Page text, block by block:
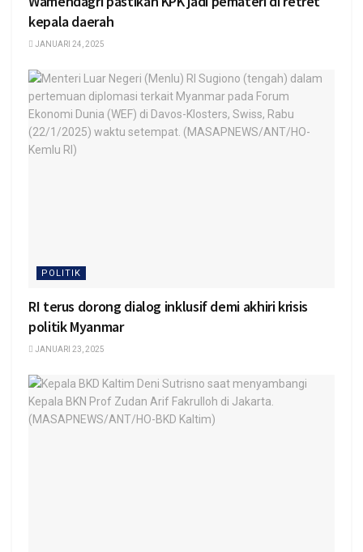
kepala daerah
JANUARI 24, 2025
POLITIK
RI terus dorong dialog inklusif demi akhiri krisis
politik Myanmar
JANUARI 23, 2025